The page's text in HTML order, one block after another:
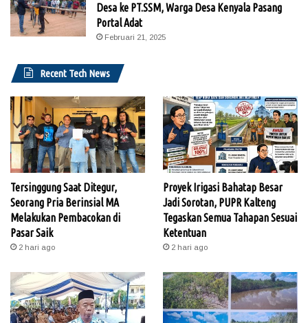
Desa ke PT.SSM, Warga Desa Kenyala Pasang
Portal Adat
Februari 21, 2025
Recent Tech News
Tersinggung Saat Ditegur,
Seorang Pria Berinsial MA
Melakukan Pembacokan di
Pasar Saik
2 hari ago
Proyek Irigasi Bahatap Besar
Jadi Sorotan, PUPR Kalteng
Tegaskan Semua Tahapan Sesuai
Ketentuan
2 hari ago